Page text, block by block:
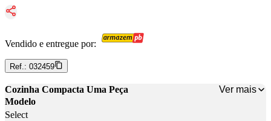
Vendido e entregue por:
Ref.: 032459
Cozinha Compacta Uma Peça
Ver mais
Modelo
Select